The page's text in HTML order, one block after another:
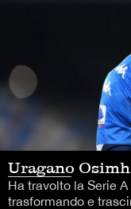
Uragano
Ha travolto la Serie
trasformando e